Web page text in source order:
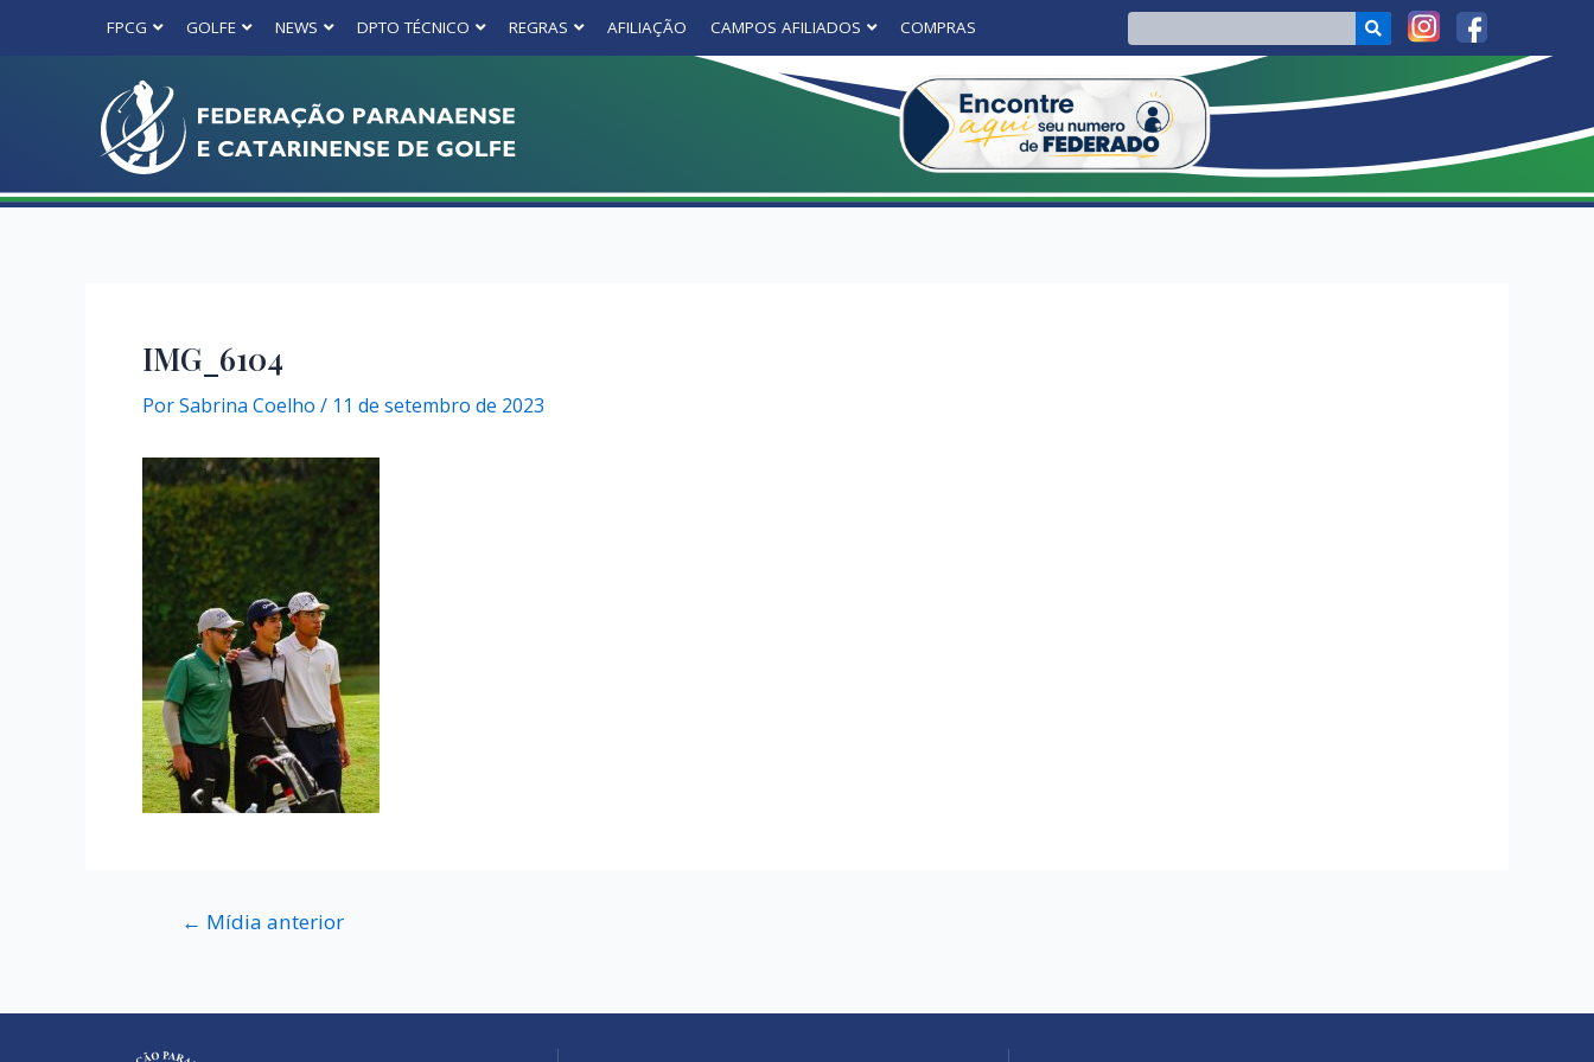
FPCG GOLFE NEWS DPTO TÉCNICO REGRAS AFILIAÇÃO CAMPOS AFILIADOS COMPRAS
IMG_6104
PorSabrina Coelho / 11 de setembro de 2023
← Mídia anterior